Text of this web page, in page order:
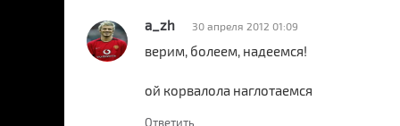
a_zh 30 апреля 2012 01:09
верим, болеем, надеемся!
ой корвалола наглотаемся
Ответить